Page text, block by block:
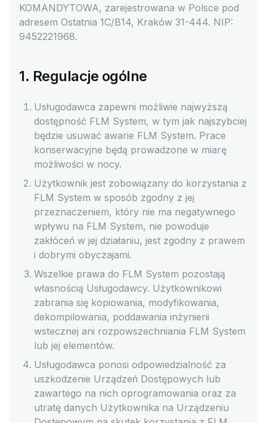
KOMANDYTOWA, zarejestrowana w Polsce pod
adresem Ostatnia 1C/B14, Kraków 31-444. NIP:
9452221968.
1. Regulacje ogólne
Usługodawca zapewni możliwie najwyższą
dostępność FLM System, w tym jak najszybciej
będzie usuwać awarie FLM System. Prace
konserwacyjne będą prowadzone w miarę
możliwości w nocy.
Użytkownik jest zobowiązany do korzystania z
FLM System w sposób zgodny z jej
przeznaczeniem, który nie ma negatywnego
wpływu na FLM System, nie powoduje
zakłóceń w jej działaniu, jest zgodny z prawem
i dobrymi obyczajami.
Wszelkie prawa do FLM System pozostają
własnością Usługodawcy. Użytkownikowi
zabrania się kopiowania, modyfikowania,
dekompilowania, poddawania inżynierii
wstecznej ani rozpowszechniania FLM System
lub jej elementów.
Usługodawca ponosi odpowiedzialność za
uszkodzenie Urządzeń Dostępowych lub
zawartego na nich oprogramowania oraz za
utratę danych Użytkownika na Urządzeniu